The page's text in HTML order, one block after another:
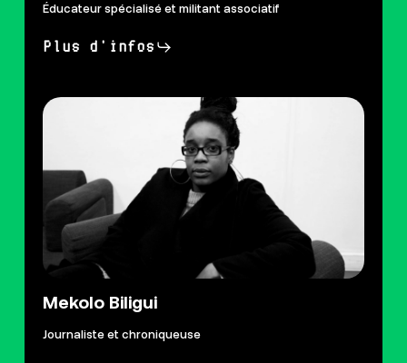
Éducateur spécialisé et militant associatif
Plus d'infos
Mekolo Biligui
Journaliste et chroniqueuse